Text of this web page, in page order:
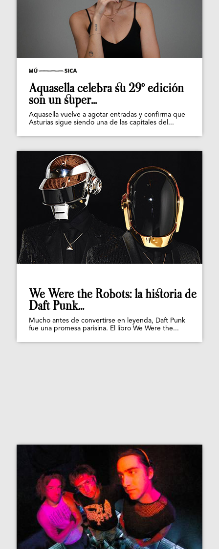
Aquasella celebra su 29º edición
son un super...
Aquasella vuelve a agotar entradas y confirma que
Asturias sigue siendo una de las capitales del...
We Were the Robots: la historia de
Daft Punk...
Mucho antes de convertirse en leyenda, Daft Punk
fue una promesa parisina. El libro We Were the...